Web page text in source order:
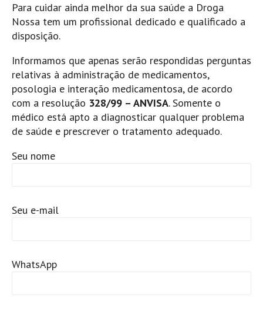
Para cuidar ainda melhor da sua saúde a Droga
Nossa tem um profissional dedicado e qualificado a
disposição.
Informamos que apenas serão respondidas perguntas
relativas à administração de medicamentos,
posologia e interação medicamentosa, de acordo
com a resolução 328/99 – ANVISA. Somente o
médico está apto a diagnosticar qualquer problema
de saúde e prescrever o tratamento adequado.
Seu nome
Seu e-mail
WhatsApp